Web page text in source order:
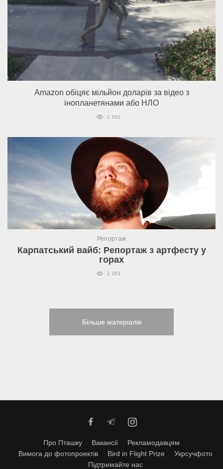
Amazon обіцяє мільйон доларів за відео з
інопланетянами або НЛО
1 501
Репортаж
Карпатський вайб: Репортаж з артфесту у
горах
2 201
Більше матеріалів
Про Пташку Вакансії
Рекламодавцям
Вимога до фотопроектів
Bird in Flight Prize
Укрсучфото
Підтримайте нас